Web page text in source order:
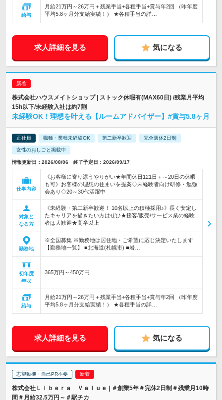
給与
月給21万円～26万円＋残業手当+各種手当+賞与年2回 （昨年度
平均5.8ヶ月分支給実績！） ★各種手当の詳…
求人詳細を見る 気になる
株式会社ハウスメイトショップ | ストック休暇有(MAX60日) /残業月平均
15h以下/未経験入社は約7割
未経験OK！理想を叶える【ルームアドバイザー】#賞与5.8ヶ月
正社員 職種・業種未経験OK 第二新卒歓迎 完全週休2日制
女性のおしごと掲載中
情報更新日：2026/08/06 終了予定日：2026/09/17
仕事内容
《お客様に寄り添うやりがい★年間休日121日＋～20日の休暇
も可》お客様の理想の住まいを提案◇未経験者向け研修・勉強
会あり◇20～30代活躍中
対象と
なる方
《未経験・第二新卒歓迎！ 10名以上の積極採用♪》長く安定し
たキャリアを描きたい方はぜひ★接客/販売/サービス業の経験
者は大歓迎★高卒以上
勤務地
※全国募集 ※勤務地は居住地・ご希望に応じ決定いたします
【勤務地一覧】 ■北海道(札幌市) ■岩…
初年度
年収
365万円～450万円
給与
月給21万円～26万円＋残業手当+各種手当+賞与年2回 （昨年度
平均5.8ヶ月分支給実績！） ★各種手当の詳…
求人詳細を見る 気になる
志望動機・自己PR不要
株式会社Ｌｉｂｅｒａ Ｖａｌｕｅ | ＃創業5年＃完休2日制＃残業月10時
間＃月給32.5万円～＃駅チカ